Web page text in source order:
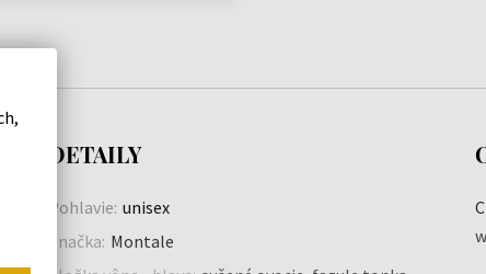
DETAILY
Pohlavie: unisex
Značka: Montale